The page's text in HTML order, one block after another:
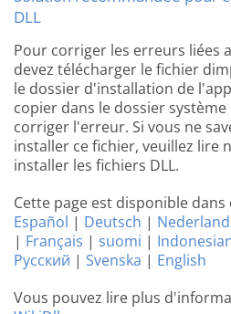
DLL
Pour corriger les erreurs liées
devez télécharger le fichier
le dossier d'installation de
copier dans le dossier
corriger l'erreur. Si vous ne
installer ce fichier, veuillez lire
installer les fichiers DLL.
Cette page est disponible
Español | Deutsch |
| Français | suomi |
Русский | Svenska | English
Vous pouvez lire plus